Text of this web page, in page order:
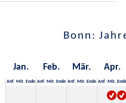
Bonn:
Jan. Feb. Mär. Apr.
Anf. Mit. Ende Anf. Mit. Ende Anf. Mit. Ende Anf. Mit. Ende